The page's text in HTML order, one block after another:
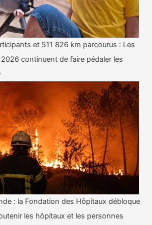
et 511 826 km parcourus : Les
2026 continuent de faire pédaler les
: la Fondation des Hôpitaux débloque
les hôpitaux et les personnes